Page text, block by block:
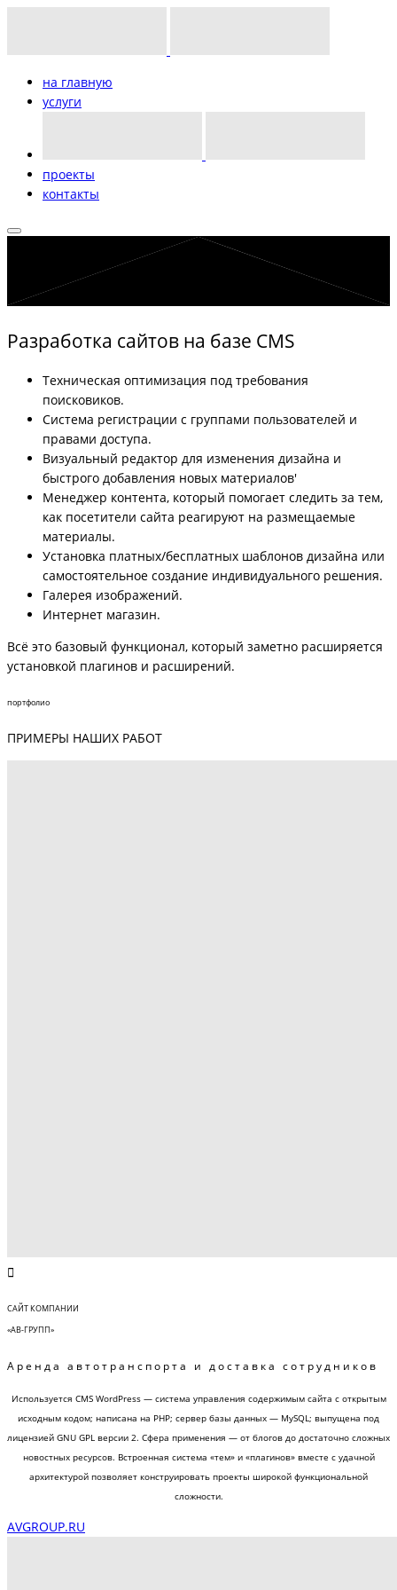
на главную
услуги
проекты
контакты
Разработка сайтов на базе CMS
Техническая оптимизация под требования
поисковиков.
Система регистрации с группами пользователей и
правами доступа.
Визуальный редактор для изменения дизайна и
быстрого добавления новых материалов'
Менеджер контента, который помогает следить за тем,
как посетители сайта реагируют на размещаемые
материалы.
Установка платных/бесплатных шаблонов дизайна или
самостоятельное создание индивидуального решения.
Галерея изображений.
Интернет магазин.
Всё это базовый функционал, который заметно расширяется
установкой плагинов и расширений.
портфолио
ПРИМЕРЫ НАШИХ РАБОТ
САЙТ КОМПАНИИ
«АВ-ГРУПП»
Аренда автотранспорта и доставка сотрудников
Используется CMS WordPress — система управления содержимым сайта с открытым
исходным кодом; написана на PHP; сервер базы данных — MySQL; выпущена под
лицензией GNU GPL версии 2. Сфера применения — от блогов до достаточно сложных
новостных ресурсов. Встроенная система «тем» и «плагинов» вместе с удачной
архитектурой позволяет конструировать проекты широкой функциональной
сложности.
AVGROUP.RU